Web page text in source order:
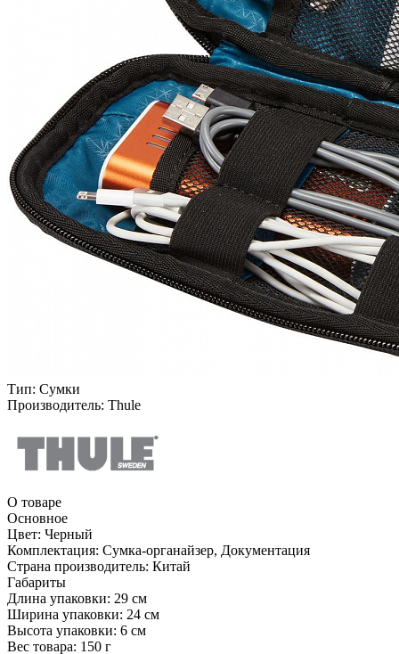
Тип: Сумки
Производитель: Thule
О товаре
Основное
Цвет: Черный
Комплектация: Сумка-органайзер, Документация
Страна производитель: Китай
Габариты
Длина упаковки: 29 см
Ширина упаковки: 24 см
Высота упаковки: 6 см
Вес товара: 150 г